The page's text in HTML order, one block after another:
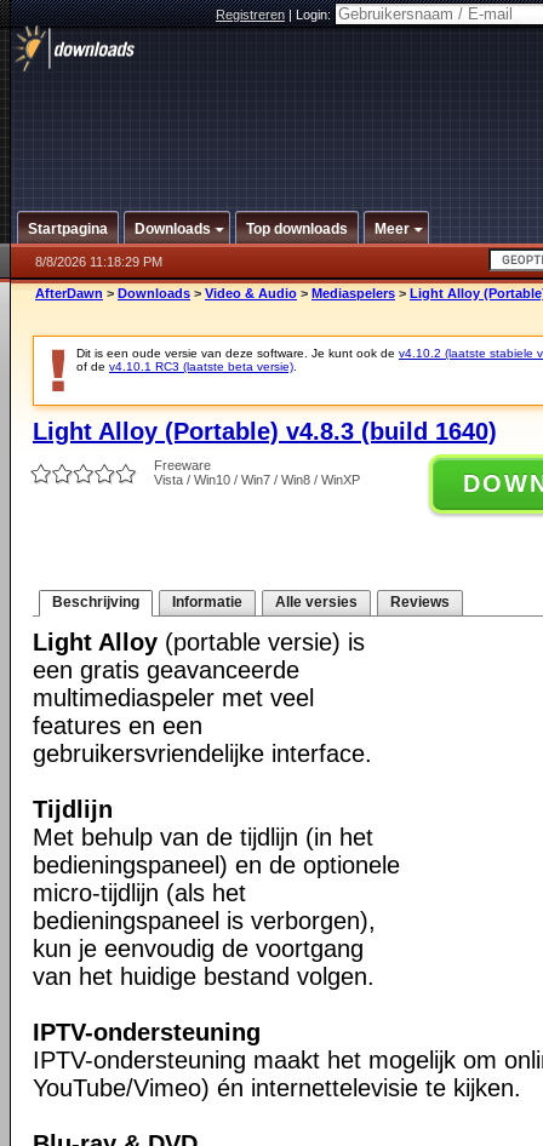
Registreren|Login:
Startpagina Downloads Top downloads Meer
8/8/2026 11:18:29 PM
AfterDawn > Downloads > Video & Audio > Mediaspelers > Light Alloy
Dit is een oude versie van deze software. Je kunt ook de v4.10.2 (laatste stabiele
of de v4.10.1 RC3 (laatste beta versie)
Light Alloy (Portable) v4.8.3 (build 1640)
Freeware
Vista / Win10 / Win7 / Win8 / WinXP
Beschrijving Informatie Alle versies Reviews
Light Alloy (portable versie) is
een gratis geavanceerde
multimediaspeler met veel
features en een
gebruikersvriendelijke interface.
Tijdlijn
Met behulp van de tijdlijn (in het
bedieningspaneel) en de optionele
micro-tijdlijn (als het
bedieningspaneel is verborgen),
kun je eenvoudig de voortgang
van het huidige bestand volgen.
IPTV-ondersteuning
IPTV-ondersteuning maakt het mogelijk om
YouTube/Vimeo) én internettelevisie te kijken.